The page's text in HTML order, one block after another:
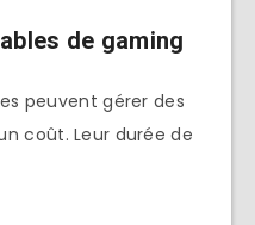
de gaming
peuvent gérer des
coût. Leur durée de